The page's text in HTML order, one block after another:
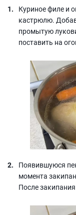
Куриное филе и
кастрюлю.
промытую
поставить на
Появившуюся
момента
После